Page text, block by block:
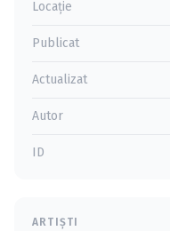
Locație
Publicat
Actualizat
Autor
ID
ARTIȘTI